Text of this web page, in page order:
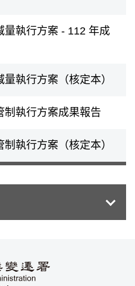
量執行方案 - 112 年成
執行方案（核定本）
制執行方案成果報告
執行方案（核定本）